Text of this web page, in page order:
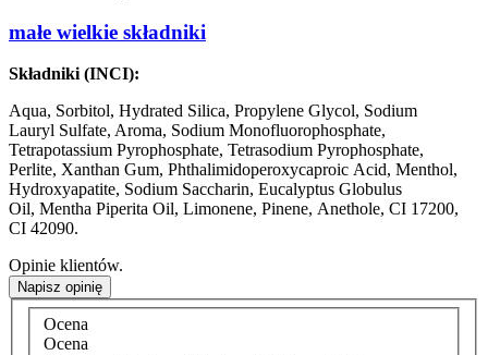
małe wielkie składniki
Składniki (INCI):
Aqua, Sorbitol, Hydrated Silica, Propylene Glycol, Sodium
Lauryl Sulfate, Aroma, Sodium Monofluorophosphate,
Tetrapotassium Pyrophosphate, Tetrasodium Pyrophosphate,
Perlite, Xanthan Gum, Phthalimidoperoxycaproic Acid, Menthol,
Hydroxyapatite, Sodium Saccharin, Eucalyptus Globulus
Oil, Mentha Piperita Oil, Limonene, Pinene, Anethole, CI 17200,
CI 42090.
Opinie klientów.
Napisz opinię
Ocena
Ocena